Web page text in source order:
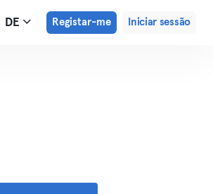
DE Registar-me Iniciar sessão